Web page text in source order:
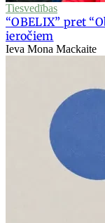
Tiesvedības
“OBELIX” pret
ieročiem
Ieva Mona Mackaite